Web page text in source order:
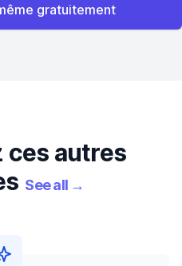
gratuitement
ces autres
See all →